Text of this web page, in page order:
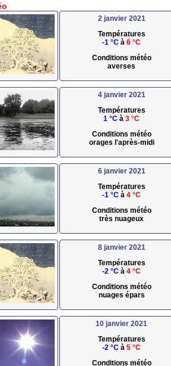
2 janvier 2021
Températures
-1 °C à 6 °C
Conditions météo
averses
4 janvier 2021
Températures
1 °C à 3 °C
Conditions météo
orages l'après-midi
6 janvier 2021
Températures
-1 °C à 4 °C
Conditions météo
très nuageux
8 janvier 2021
Températures
-2 °C à 4 °C
Conditions météo
nuages épars
10 janvier 2021
Températures
-2 °C à 5 °C
Conditions météo